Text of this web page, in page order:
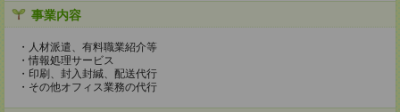
事業内容
・人材派遣、有料職業紹介等
・情報処理サービス
・印刷、封入封緘、配送代行
・その他オフィス業務の代行